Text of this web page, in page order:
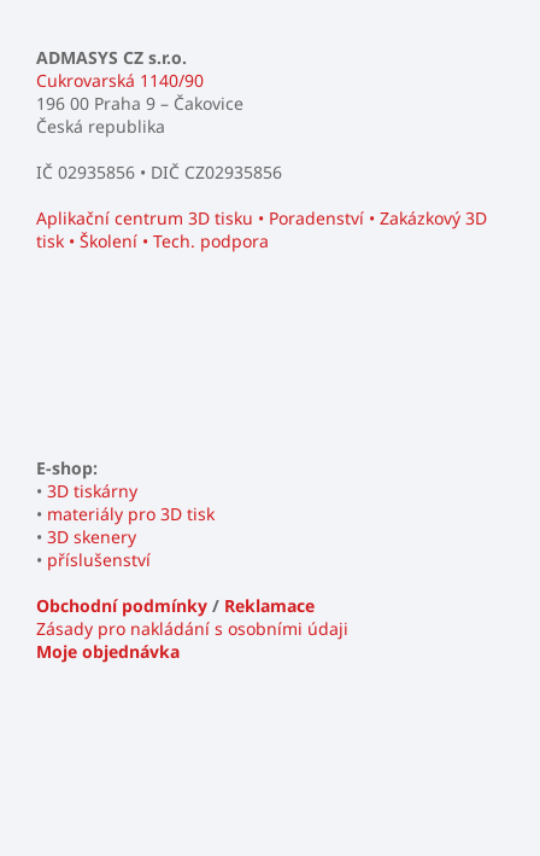
ADMASYS CZ s.r.o.
Cukrovarská 1140/90
196 00 Praha 9 – Čakovice
Česká republika
IČ 02935856 • DIČ CZ02935856
Aplikační centrum 3D tisku • Poradenství • Zakázkový 3D
tisk • Školení • Tech. podpora
E-shop:
• 3D tiskárny
• materiály pro 3D tisk
• 3D skenery
• příslušenství
Obchodní podmínky / Reklamace
Zásady pro nakládání s osobními údaji
Moje objednávka